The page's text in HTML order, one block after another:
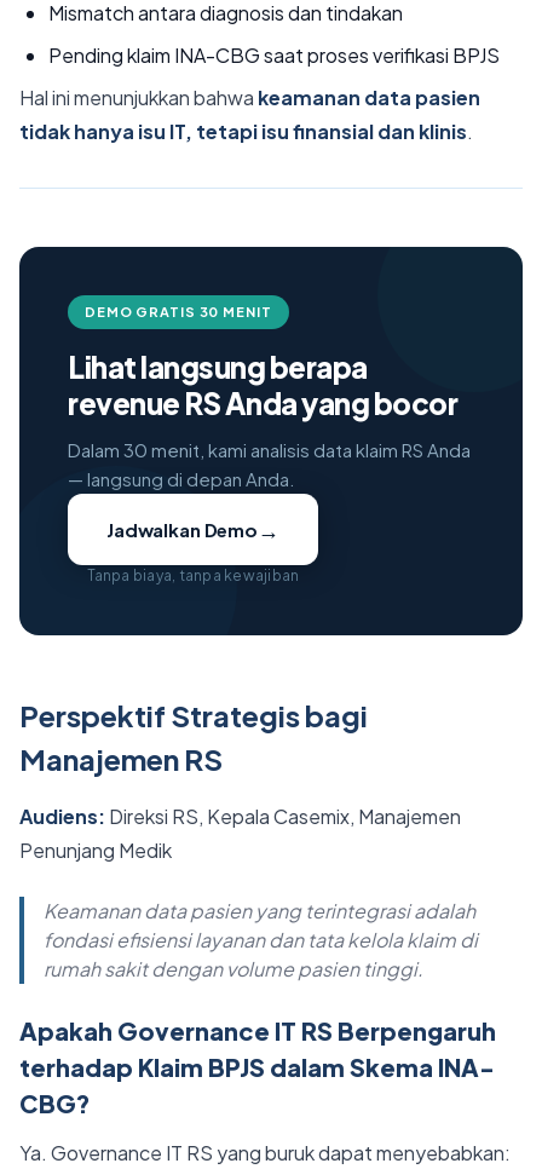
Mismatch antara diagnosis dan tindakan
Pending klaim INA-CBG saat proses verifikasi BPJS
Hal ini menunjukkan bahwa keamanan data pasien
tidak hanya isu IT, tetapi isu finansial dan klinis.
DEMO GRATIS 30 MENIT
Lihat langsung berapa
revenue RS Anda yang bocor
Dalam 30 menit, kami analisis data klaim RS Anda
— langsung di depan Anda.
Jadwalkan Demo →
Tanpa biaya, tanpa kewajiban
Perspektif Strategis bagi
Manajemen RS
Audiens: Direksi RS, Kepala Casemix, Manajemen
Penunjang Medik
Keamanan data pasien yang terintegrasi adalah
fondasi efisiensi layanan dan tata kelola klaim di
rumah sakit dengan volume pasien tinggi.
Apakah Governance IT RS Berpengaruh
terhadap Klaim BPJS dalam Skema INA-
CBG?
Ya. Governance IT RS yang buruk dapat menyebabkan: